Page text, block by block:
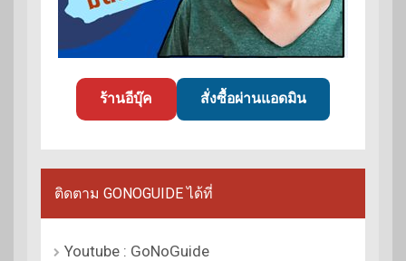
ร้านอีบุ๊ค สั่งซื้อผ่านแอดมิน
ติดตาม GONOGUIDE ได้ที่
Youtube : GoNoGuide